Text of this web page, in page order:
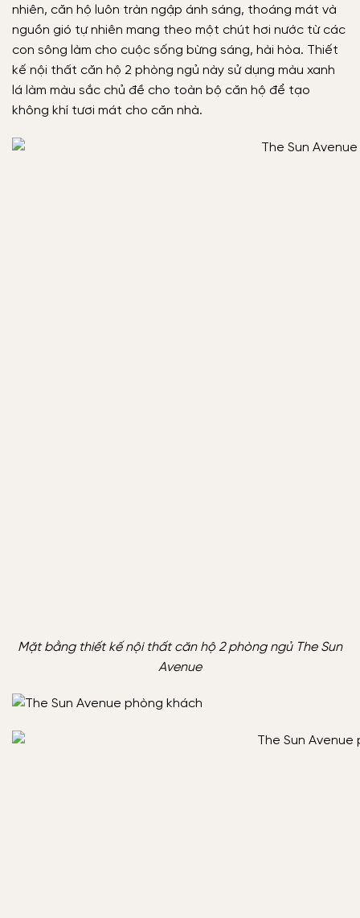
nhiên, căn hộ luôn tràn ngập ánh sáng, thoáng mát và
nguồn gió tự nhiên mang theo một chút hơi nước từ các
con sông làm cho cuộc sống bừng sáng, hài hòa. Thiết
kế nội thất căn hộ 2 phòng ngủ này sử dụng màu xanh
lá làm màu sắc chủ đề cho toàn bộ căn hộ để tạo
không khí tươi mát cho căn nhà.
Mặt bằng thiết kế nội thất căn hộ 2 phòng ngủ The Sun
Avenue